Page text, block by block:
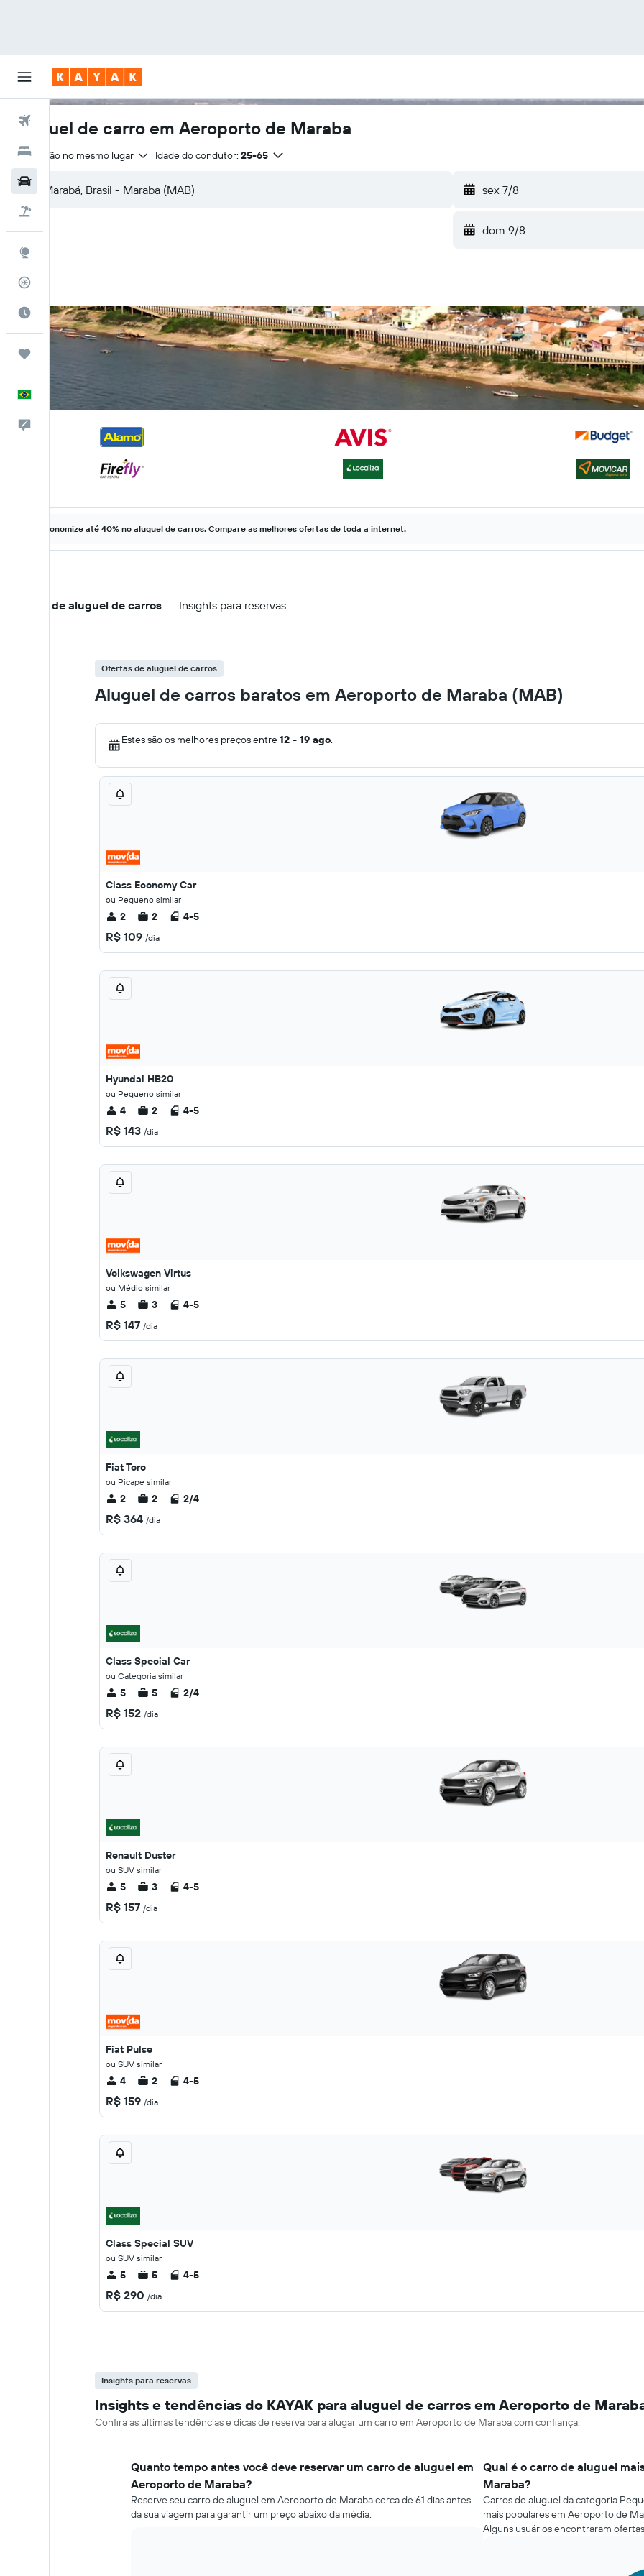
Voos
Hotéis
Quando ir
Português
Comentários
Aluguel de carro em Aeroporto de Maraba
Devolução no mesmo lugar Idade do condutor: 25-65
sex 7/8
dom 9/8
Economize até 40% no aluguel de carros. Compare as melhores ofertas de toda a internet.
Ofertas de aluguel de carros Insights para reservas
Ofertas de aluguel de carros
Aluguel de carros baratos em Aeroporto de Maraba (MAB)
Estes são os melhores preços entre12 - 19 ago.
Class Economy Car
ou Pequeno similar
2 2 4-5
R$ 109 /dia
Hyundai HB20
ou Pequeno similar
4 2 4-5
R$ 143 /dia
Volkswagen Virtus
ou Médio similar
5 3 4-5
R$ 147 /dia
Fiat Toro
ou Picape similar
2 2 2/4
R$ 364 /dia
Class Special Car
ou Categoria similar
5 5 2/4
R$ 152 /dia
Renault Duster
ou SUV similar
5 3 4-5
R$ 157 /dia
Fiat Pulse
ou SUV similar
4 2 4-5
R$ 159 /dia
Class Special SUV
ou SUV similar
5 5 4-5
R$ 290 /dia
Insights para reservas
Insights e tendências do KAYAK para aluguel de carros em Aeroporto de
Confira as últimas tendências e dicas de reserva para alugar um carro em Aeroporto de Maraba com confiança.
Quanto tempo antes você deve reservar um carro de aluguel em
Aeroporto de Maraba?
Reserve seu carro de aluguel em Aeroporto de Maraba cerca de 61 dias antes
da sua viagem para garantir um preço abaixo da média.
Qual é o carro de aluguel
Maraba?
Carros de aluguel da categoria
mais populares em Aeroporto de
Alguns usuários encontraram